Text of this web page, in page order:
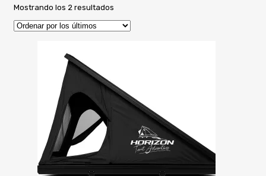
Mostrando los 2 resultados
los
últimos